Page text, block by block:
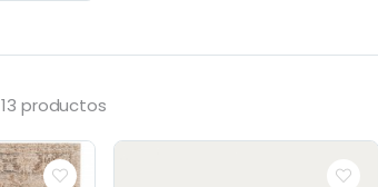
13 productos